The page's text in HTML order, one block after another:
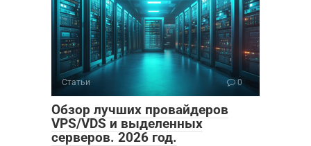
Статьи 0
Обзор лучших провайдеров
VPS/VDS и выделенных
серверов. 2026 год.